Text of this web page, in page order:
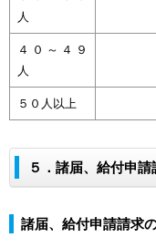
人
４０～４９
人
５０人以上
５．諸届、給付申請
諸届、給付申請請求